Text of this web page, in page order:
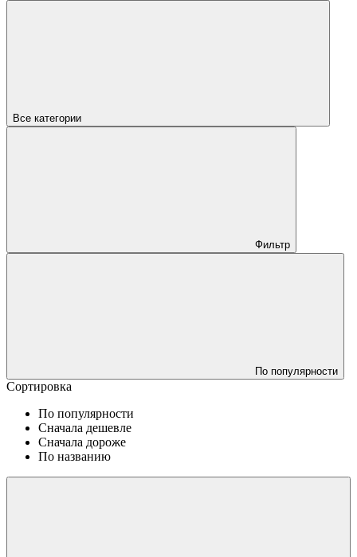
Все категории
Фильтр
По популярности
Сортировка
По популярности
Сначала дешевле
Сначала дороже
По названию